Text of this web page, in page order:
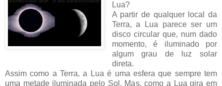
Lua?
A partir de qualquer local da
Terra, a Lua parece ser um
disco circular que, num dado
momento, é iluminado por
algum grau de luz solar
direta.
Assim como a Terra, a Lua é uma esfera que sempre tem
uma metade iluminada pelo Sol. Mas, como a Lua gira em